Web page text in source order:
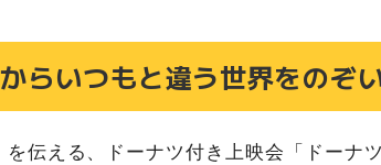
らいつもと違う世界をのぞ
を伝える、ドーナツ付き上映会「ドーナ